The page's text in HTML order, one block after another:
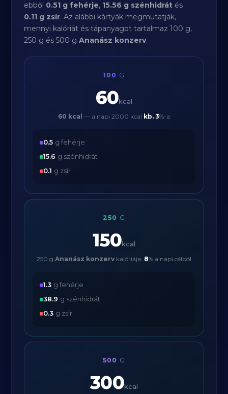
ebből 0.51 g fehérje, 15.56 g szénhidrát és
0.11 g zsír. Az alábbi kártyák megmutatják,
mennyi kalóriát és tápanyagot tartalmaz 100 g,
250 g és 500 gAnanász konzerv.
100 G
60kcal
60 kcal — a napi 2000 kcal kb. 3%-a
0.5 g fehérje
15.6 g szénhidrát
0.1 g zsír
250 G
150kcal
250 g Ananász konzerv kalóriája: 8% a napi célból
1.3 g fehérje
38.9 g szénhidrát
0.3 g zsír
500 G
300kcal